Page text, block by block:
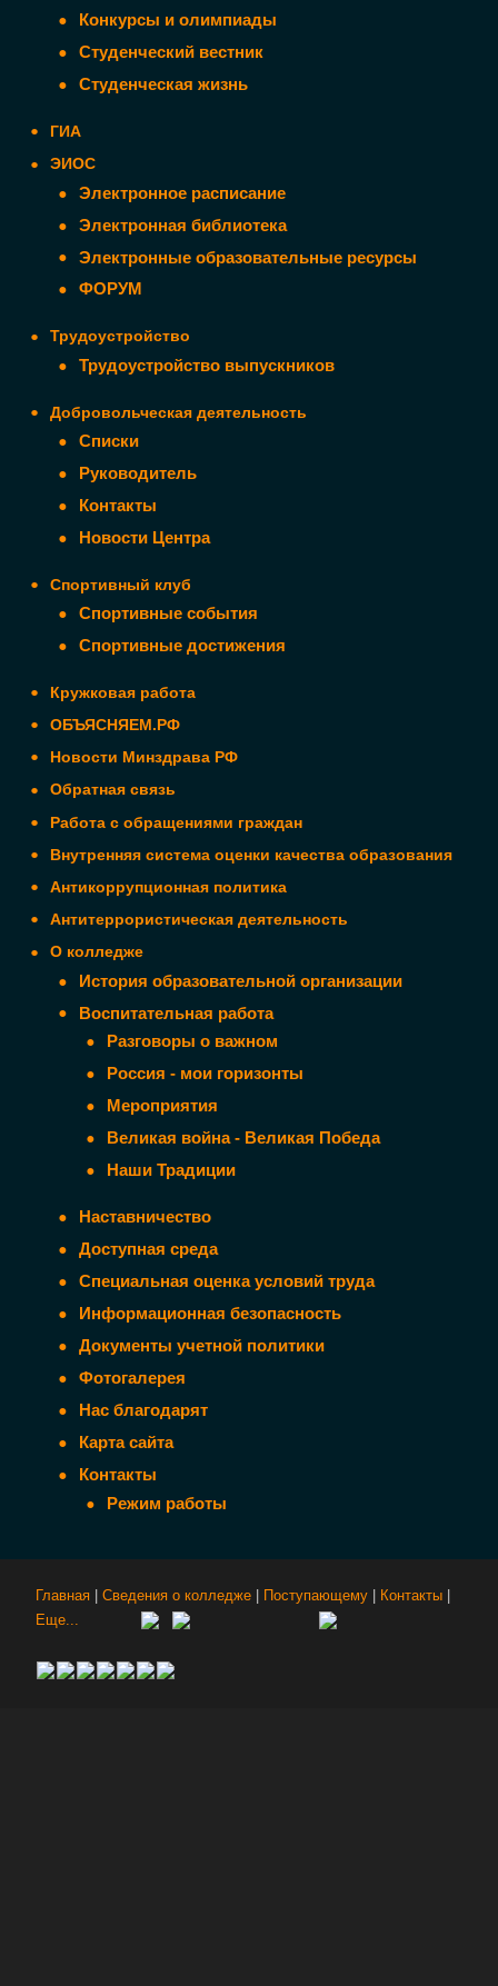
Конкурсы и олимпиады
Студенческий вестник
Студенческая жизнь
ГИА
ЭИОС
Электронное расписание
Электронная библиотека
Электронные образовательные ресурсы
ФОРУМ
Трудоустройство
Трудоустройство выпускников
Добровольческая деятельность
Списки
Руководитель
Контакты
Новости Центра
Спортивный клуб
Спортивные события
Спортивные достижения
Кружковая работа
ОБЪЯСНЯЕМ.РФ
Новости Минздрава РФ
Обратная связь
Работа с обращениями граждан
Внутренняя система оценки качества образования
Антикоррупционная политика
Антитеррористическая деятельность
О колледже
История образовательной организации
Воспитательная работа
Разговоры о важном
Россия - мои горизонты
Мероприятия
Великая война - Великая Победа
Наши Традиции
Наставничество
Доступная среда
Специальная оценка условий труда
Информационная безопасность
Документы учетной политики
Фотогалерея
Нас благодарят
Карта сайта
Контакты
Режим работы
Главная |Сведения о колледже | Поступающему | Контакты |
Еще...